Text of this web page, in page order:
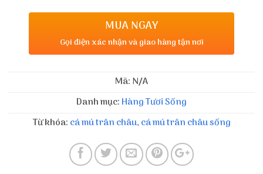
MUA NGAY
Gọi điện xác nhận và giao hàng tận nơi
Mã: N/A
Danh mục: Hàng Tươi Sống
Từ khóa: cá mú trân châu, cá mú trân châu sống